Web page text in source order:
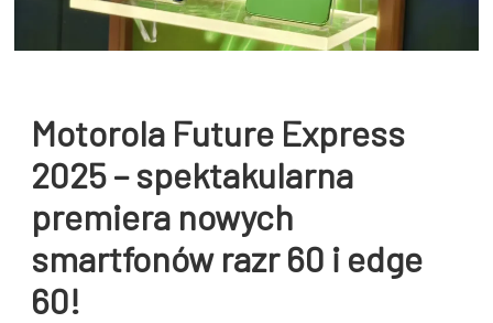
Motorola Future Express
2025 – spektakularna
premiera nowych
smartfonów razr 60 i edge
60!